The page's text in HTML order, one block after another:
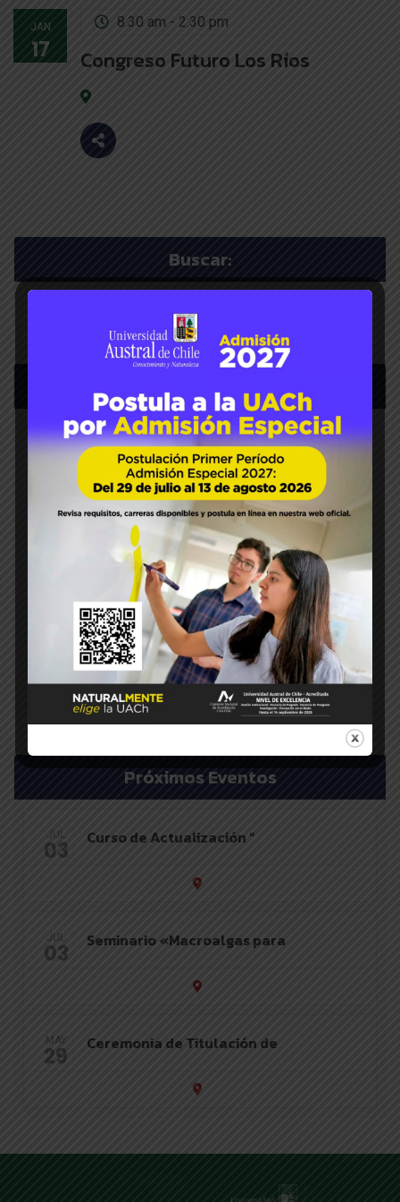
JAN
17
8:30 am - 2:30 pm
Congreso Futuro Los Ríos
Buscar:
Menú
HOME
FACULTAD
INSTITUTOS
VINCULACIÓN
LABORATORIOS
PLAN ESTRATÉGICO
Próximos Eventos
JUL
03 Curso de Actualización “
JUL
03 Seminario «Macroalgas para
MAY
29 Ceremonia de Titulación de